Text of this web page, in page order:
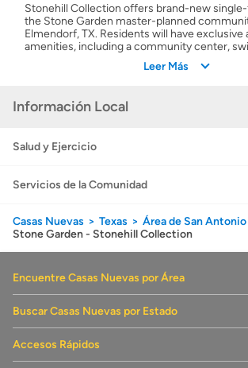
Stonehill Collection offers brand-new
the Stone Garden master-planned
Elmendorf, TX. Residents will have
amenities, including a community center,
playground. Brooks City Base is an easy drive
this a convenient place for military personnel.
Lake. Highway 181 is nearby for easy access
Leer Más
Información Local
Salud y Ejercicio
Servicios de la Comunidad
Casas Nuevas Texas Área de San Antonio
Stone Garden - Stonehill Collection
Encuentre Casas Nuevas por Área
Buscar Casas Nuevas por Estado
Accesos Rápidos